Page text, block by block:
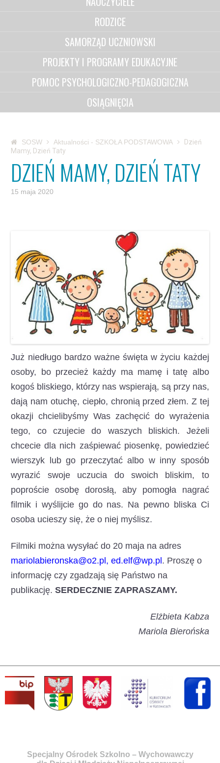
RODZICE
SAMORZĄD UCZNIOWSKI
PROJEKTY I PROGRAMY EDUKACYJNE
POMOC PSYCHOLOGICZNO-PEDAGOGICZNA
OSIĄGNIĘCIA
SOSW Aktualności - SZKOŁA PODSTAWOWA
Dzień
Mamy, Dzień Taty
DZIEŃ MAMY, DZIEŃ TATY
15 maja 2020
Już niedługo bardzo ważne święta w życiu każdej
osoby, bo przecież każdy ma mamę i tatę albo
kogoś bliskiego, którzy nas wspierają, są przy nas,
dają nam otuchę, ciepło, chronią przed złem. Z tej
okazji chcielibyśmy Was zachęcić do wyrażenia
tego, co czujecie do waszych bliskich. Jeżeli
chcecie dla nich zaśpiewać piosenkę, powiedzieć
wierszyk lub go przeczytać albo w inny sposób
wyrazić swoje uczucia do swoich bliskim, to
poproście osobę dorosłą, aby pomogła nagrać
filmik i wyślijcie go do nas. Na pewno bliska Ci
osoba ucieszy się, że o niej myślisz.
Filmiki można wysyłać do 20 maja na adres
mariolabieronska@o2.pl, ed.elf@wp.pl. Proszę o
informację czy zgadzają się Państwo na
publikację.SERDECZNIE ZAPRASZAMY.
Elżbieta Kabza
Mariola Bierońska
Specjalny Ośrodek Szkolno – Wychowawczy